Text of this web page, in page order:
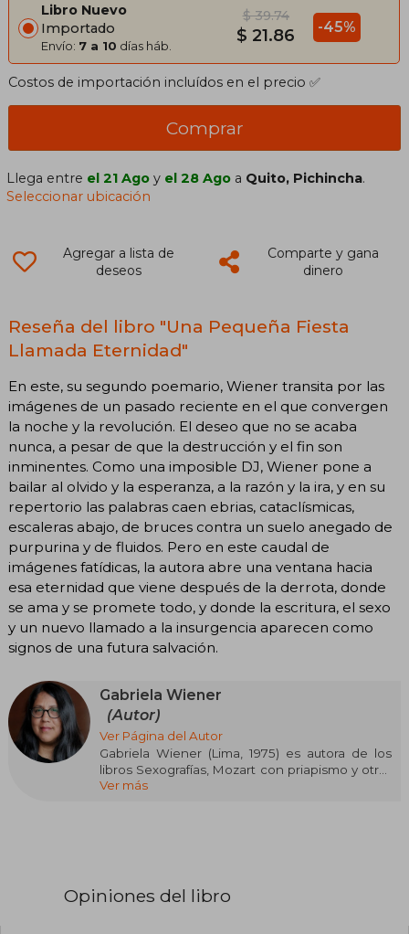
Libro Nuevo
Importado
Envío: 7 a 10 días háb.
$ 39.74
$ 21.86 -45%
Costos de importación incluídos en el precio ✅
Comprar
Llega entre el 21 Ago y el 28 Ago a Quito, Pichincha.
Seleccionar ubicación
Agregar a lista de
deseos
Comparte y gana
dinero
Reseña del libro "Una Pequeña Fiesta
Llamada Eternidad"
En este, su segundo poemario, Wiener transita por las
imágenes de un pasado reciente en el que convergen
la noche y la revolución. El deseo que no se acaba
nunca, a pesar de que la destrucción y el fin son
inminentes. Como una imposible DJ, Wiener pone a
bailar al olvido y la esperanza, a la razón y la ira, y en su
repertorio las palabras caen ebrias, cataclísmicas,
escaleras abajo, de bruces contra un suelo anegado de
purpurina y de fluidos. Pero en este caudal de
imágenes fatídicas, la autora abre una ventana hacia
esa eternidad que viene después de la derrota, donde
se ama y se promete todo, y donde la escritura, el sexo
y un nuevo llamado a la insurgencia aparecen como
signos de una futura salvación.
Gabriela Wiener
(Autor)
Ver Página del Autor
Gabriela Wiener (Lima, 1975) es autora de los
libros Sexografías, Mozart con priapismo y otras
historias, Llamada perdida, Dicen de mí y del
regularmente columnas de opinión para el sitio
Ver más
Opiniones del libro